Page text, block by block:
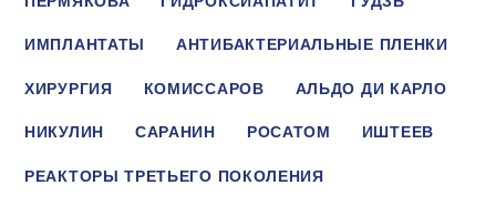
ИМПЛАНТАТЫ АНТИБАКТЕРИАЛЬНЫЕ ПЛЕНКИ
ХИРУРГИЯ КОМИССАРОВ АЛЬДО ДИ КАРЛО
НИКУЛИН САРАНИН РОСАТОМ ИШТЕЕВ
РЕАКТОРЫ ТРЕТЬЕГО ПОКОЛЕНИЯ